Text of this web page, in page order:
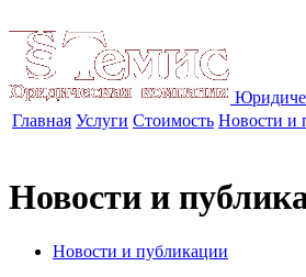
Главная Услуги Стоимость Новости и
Новости и
Новости и публикации